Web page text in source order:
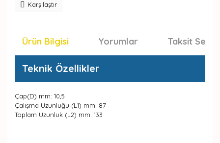
Karşılaştır
Ürün Bilgisi Yorumlar Taksit
Teknik Özellikler
Çap(D) mm: 10,5
Çalışma Uzunluğu (L1) mm: 87
Toplam Uzunluk (L2) mm: 133